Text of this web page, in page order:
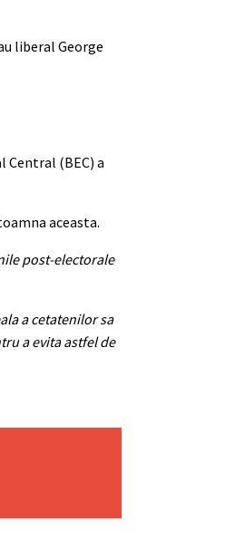
liberal George
Central (BEC) a
aceasta.
post-electorale
a cetatenilor sa
a evita astfel de